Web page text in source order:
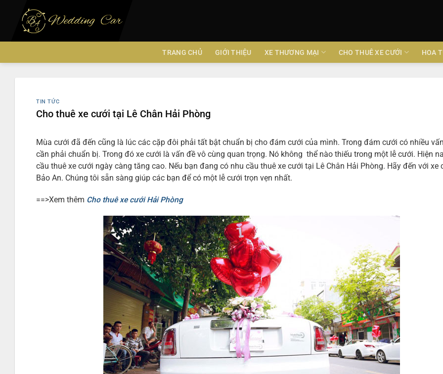
dung
TRANG CHỦ GIỚI THIỆU XE THƯƠNG MẠI CHO THUÊ XE CƯỚI HOA
TIN TỨC
Cho thuê xe cưới tại Lê Chân Hải Phòng
Mùa cưới đã đến cũng là lúc các cặp đôi phải tất bật chuẩn bị cho đám cưới của mình. Trong đám cưới có nhiều
cần phải chuẩn bị. Trong đó xe cưới là vấn đề vô cùng quan trọng. Nó không thể nào thiếu trong một lễ cưới. Hiện
cầu thuê xe cưới ngày càng tăng cao. Nếu bạn đang có nhu cầu thuê xe cưới tại Lê Chân Hải Phòng. Hãy đến với xe
Bảo An. Chúng tôi sẵn sàng giúp các bạn để có một lễ cưới trọn vẹn nhất.
==>Xem thêm Cho thuê xe cưới Hải Phòng